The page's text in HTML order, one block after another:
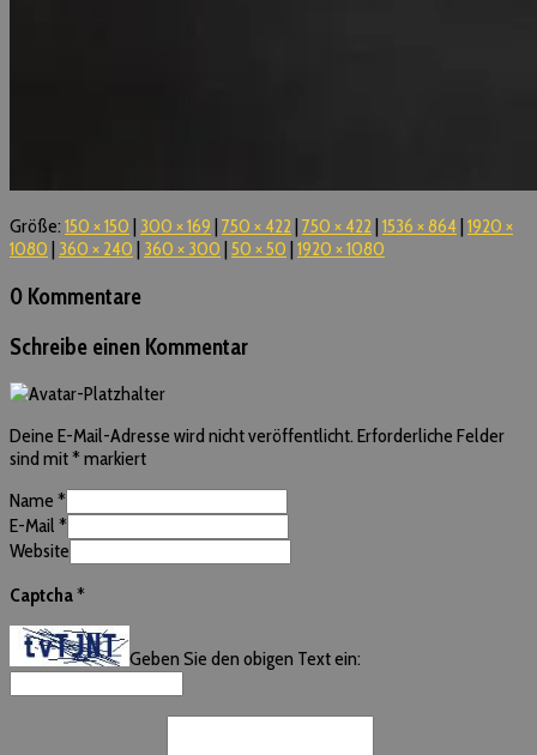
Größe: 150 × 150 | 300 × 169 | 750 × 422 | 750 × 422 | 1536 × 864 | 1920 ×
1080 | 360 × 240 | 360 × 300 | 50 × 50 | 1920 × 1080
0 Kommentare
Schreibe einen Kommentar
Deine E-Mail-Adresse wird nicht veröffentlicht. Erforderliche Felder
sind mit* markiert
Name *
E-Mail *
Website
Captcha*
Geben Sie den obigen Text ein: